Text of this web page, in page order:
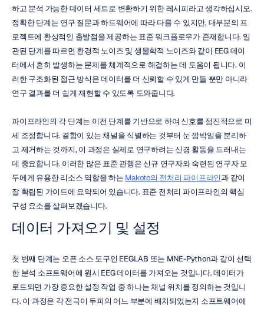
하고 분석 가능한 데이터 세트로 변환하기 위한 레시피라고 생각하십시오.
정확한 단계는 연구 질문과 하드웨어에 따라 다를 수 있지만, 대부분의 프
로젝트에 환상적인 출발점을 제공하는 표준 워크플로우가 존재합니다. 일
관된 단계를 따르면 환경적 노이즈 및 생물학적 노이즈와 같이 EEG 데이
터에서 흔히 발생하는 문제를 체계적으로 해결하는 데 도움이 됩니다. 이
러한 구조화된 접근 방식은 데이터를 더 신뢰할 수 있게 만들 뿐만 아니라
연구 결과를 더 쉽게 재현할 수 있도록 도와줍니다.
파이프라인의 각 단계는 이전 단계를 기반으로 하여 신호를 점진적으로 미
세 조정합니다. 결함이 있는 채널을 식별하는 것부터 눈 깜박임을 분리하
고 제거하는 것까지, 이 과정은 실제로 연구하려는 신경 활동을 드러내는
데 중요합니다. 이러한 많은 표준 관행은 신규 연구자와 숙련된 연구자 모
두에게 유용한 리소스 역할을 하는 Makoto의 전처리 파이프라인과 같이
잘 확립된 가이드에 요약되어 있습니다. 표준 전처리 파이프라인의 핵심
구성 요소를 살펴보겠습니다.
데이터 가져오기 및 설정
첫 번째 단계는 오픈 소스 도구인 EEGLAB 또는 MNE-Python과 같이 선택
한 분석 소프트웨어에 원시 EEG 데이터를 가져오는 것입니다. 데이터가
로드되면 가장 중요한 설정 작업 중 하나는 채널 위치를 정의하는 것입니
다. 이 과정은 각 전극이 두피의 어느 부분에 배치되었는지 소프트웨어에